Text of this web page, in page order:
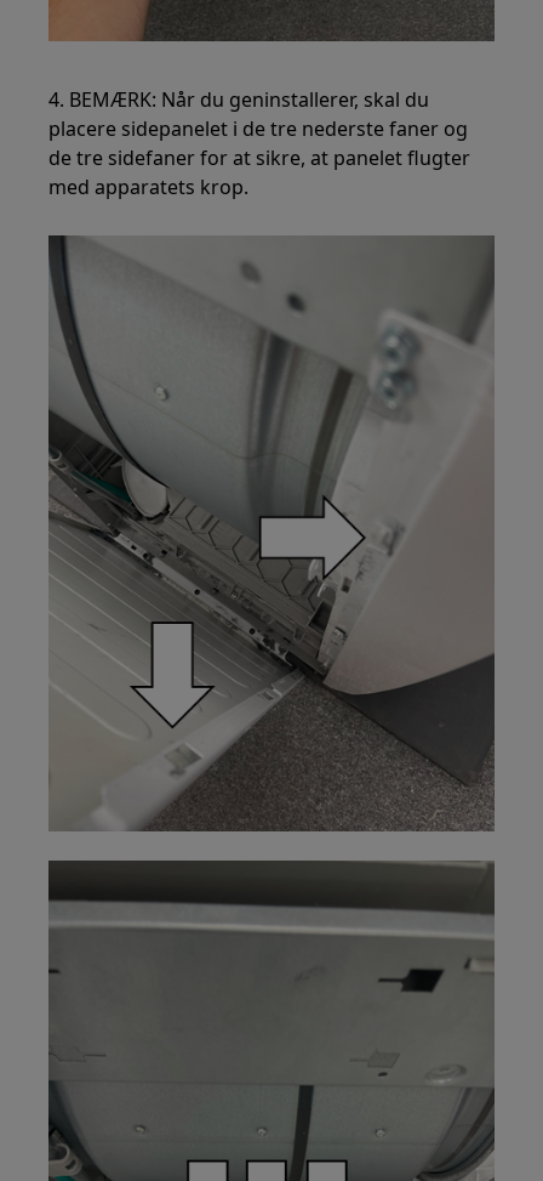
4. BEMÆRK: Når du geninstallerer, skal du
placere sidepanelet i de tre nederste faner og
de tre sidefaner for at sikre, at panelet flugter
med apparatets krop.